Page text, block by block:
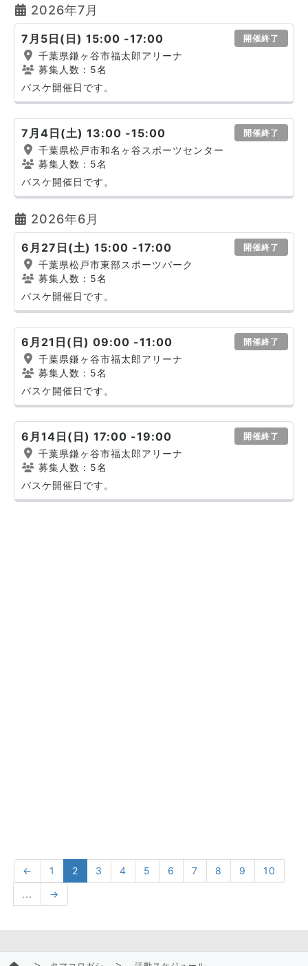
2026年7月
7月5日(日) 15:00 -17:00 開催終了
千葉県鎌ヶ谷市福太郎アリーナ
募集人数：5名
バスケ開催日です。
7月4日(土) 13:00 -15:00 開催終了
千葉県松戸市和名ヶ谷スポーツセンター
募集人数：5名
バスケ開催日です。
2026年6月
6月27日(土) 15:00 -17:00 開催終了
千葉県松戸市東部スポーツパーク
募集人数：5名
バスケ開催日です。
6月21日(日) 09:00 -11:00 開催終了
千葉県鎌ヶ谷市福太郎アリーナ
募集人数：5名
バスケ開催日です。
6月14日(日) 17:00 -19:00 開催終了
千葉県鎌ヶ谷市福太郎アリーナ
募集人数：5名
バスケ開催日です。
← 1 2 3 4 5 6 7 8 9
10
...
→